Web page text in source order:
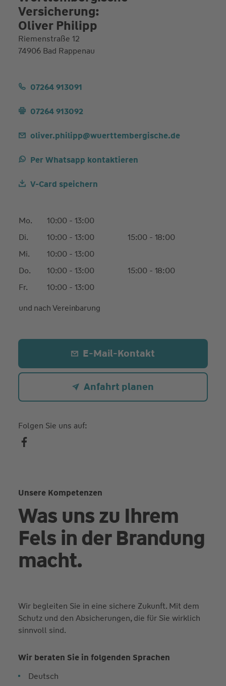
Versicherung:
Oliver Philipp
Riemenstraße 12
74906 Bad Rappenau
07264 913091
07264 913092
oliver.philipp@wuerttembergische.de
Per Whatsapp kontaktieren
V-Card speichern
Mo.
10:00 - 13:00
Di.
10:00 - 13:00
15:00 - 18:00
Mi.
10:00 - 13:00
Do.
10:00 - 13:00
15:00 - 18:00
Fr.
10:00 - 13:00
und nach Vereinbarung
E-Mail-Kontakt
Anfahrt planen
Folgen Sie uns auf:
Unsere Kompetenzen
Was uns zu Ihrem
Fels in der Brandung
macht.
Wir begleiten Sie in eine sichere Zukunft. Mit dem
Schutz und den Absicherungen, die für Sie wirklich
sinnvoll sind.
Wir beraten Sie in folgenden Sprachen
Deutsch